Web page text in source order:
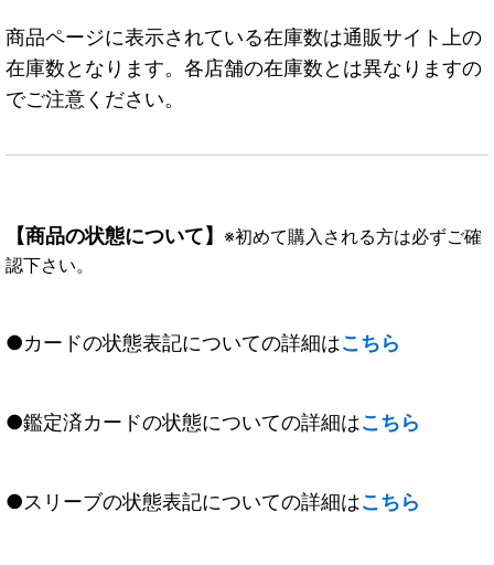
商品ページに表示されている在庫数は通販サイト上の
在庫数となります。各店舗の在庫数とは異なりますの
でご注意ください。
【商品の状態について】 ※初めて購入される方は必ずご確
認下さい。
●カードの状態表記についての詳細はこちら
●鑑定済カードの状態についての詳細はこちら
●スリーブの状態表記についての詳細はこちら